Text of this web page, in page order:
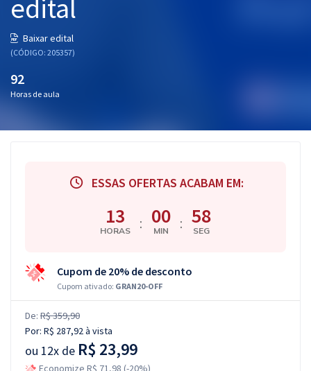
edital
Baixar edital
(CÓDIGO: 205357)
92
Horas de aula
ESSAS OFERTAS ACABAM EM:
13
HORAS : 00
MIN : 57
SEG
Cupom de 20% de desconto
Cupom ativado: GRAN20-OFF
De: R$ 359,90
Por: R$ 287,92à vista
ou 12x de R$ 23,99
Economize R$ 71,98 (-20%)